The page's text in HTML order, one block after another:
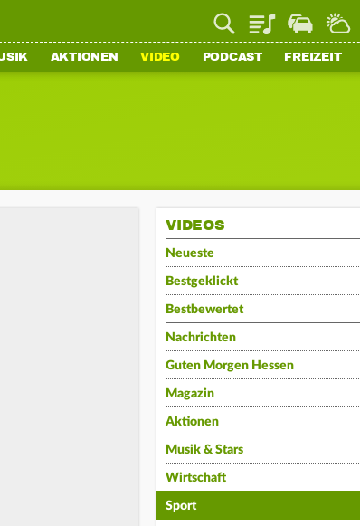
PlaylistStaupilot
AKTIONEN VIDEO PODCAST FREIZEIT
VIDEOS
Neueste
Bestgeklickt
Bestbewertet
Nachrichten
Guten Morgen Hessen
Magazin
Aktionen
Musik & Stars
Wirtschaft
Sport